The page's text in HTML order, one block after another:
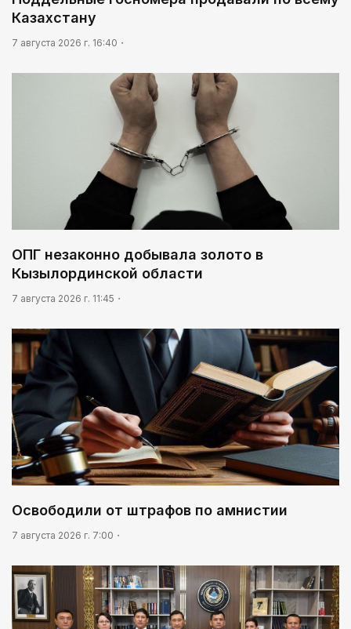
Жизнь за окном
Казахстану
7 августа 2026 г. 16:40
ОПГ незаконно добывала золото в
Кызылординской области
7 августа 2026 г. 11:45
Освободили от штрафов по амнистии
7 августа 2026 г. 7:00